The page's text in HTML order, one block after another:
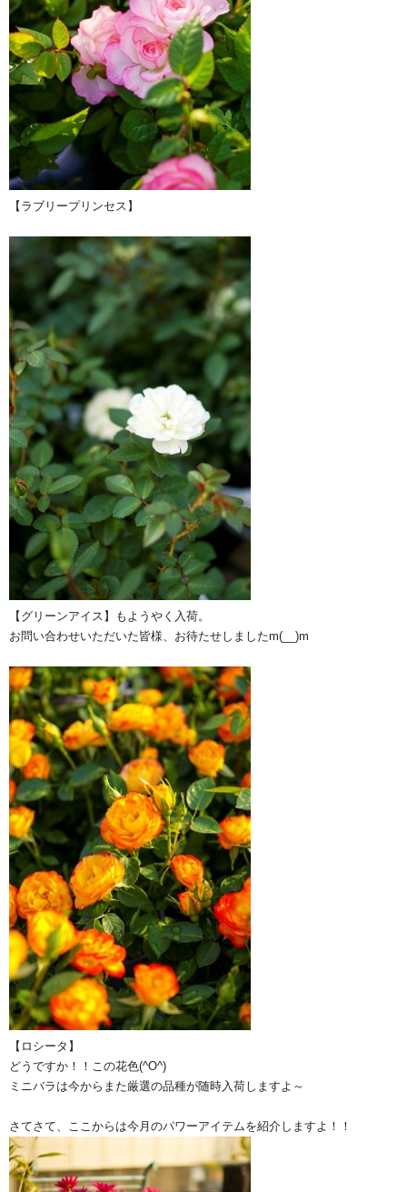
【ラブリープリンセス】
【グリーンアイス】もようやく入荷。
お問い合わせいただいた皆様、お待たせしましたm(__)m
【ロシータ】
どうですか！！この花色(^O^)
ミニバラは今からまた厳選の品種が随時入荷しますよ～
さてさて、ここからは今月のパワーアイテムを紹介しますよ！！